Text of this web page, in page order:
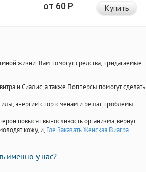
от 60Р Купить
жизни. Вам помогут средства, придагаемые
и Сиалис, а также Попперсы помогут сделать
энергии спортсменам и решат проблемы
повысят выносливость организма, вернут
кожу, и, Где Заказать Женская Виагра
именно у нас?